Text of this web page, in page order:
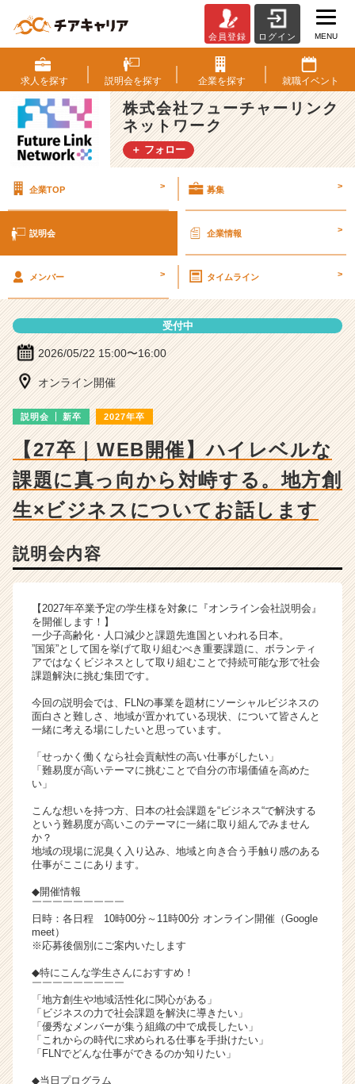
式
会
社
フ
ュ
ー
チ
リ
ネ
の
会
詳
細
|
ベ
ン
チ
業
ら
ス
カ
ト
が
く
就
サ
イ
チ
リ
ア
h
e
e
r
C
a
会員登録 ログイン MENU
求人を探す 説明会を探す 企業を探す 就職イベント
株式会社フューチャーリンク
ネットワーク
＋ フォロー
企業TOP > 募集 >
説明会 企業情報 >
メンバー > タイムライン >
受付中
2026/05/22 15:00〜16:00
オンライン開催
説明会 新卒 2027年卒
【27卒｜WEB開催】ハイレベルな
課題に真っ向から対峙する。地方創
生×ビジネスについてお話します
説明会内容
【2027年卒業予定の学生様を対象に『オンライン会社説明会』
を開催します！】
一少子高齢化・人口減少と課題先進国といわれる日本。
”国策”として国を挙げて取り組むべき重要課題に、ボランティ
アではなくビジネスとして取り組むことで持続可能な形で社会
課題解決に挑む集団です。
今回の説明会では、FLNの事業を題材にソーシャルビジネスの
面白さと難しさ、地域が置かれている現状、について皆さんと
一緒に考える場にしたいと思っています。
「せっかく働くなら社会貢献性の高い仕事がしたい」
「難易度が高いテーマに挑むことで自分の市場価値を高めた
い」
こんな想いを持つ方、日本の社会課題を“ビジネス“で解決する
という難易度が高いこのテーマに一緒に取り組んでみません
か？
地域の現場に泥臭く入り込み、地域と向き合う手触り感のある
仕事がここにあります。
◆開催情報
￣￣￣￣￣￣￣￣￣
日時：各日程 10時00分～11時00分 オンライン開催（Google
meet）
※応募後個別にご案内いたします
◆特にこんな学生さんにおすすめ！
￣￣￣￣￣￣￣￣￣
「地方創生や地域活性化に関心がある」
「ビジネスの力で社会課題を解決に導きたい」
「優秀なメンバーが集う組織の中で成長したい」
「これからの時代に求められる仕事を手掛けたい」
「FLNでどんな仕事ができるのか知りたい」
◆当日プログラム